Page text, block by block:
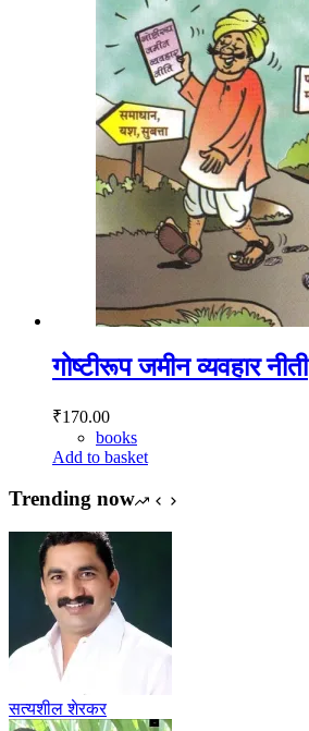
गोष्टीरूप जमीन व्यवहार नीती
₹170.00
books
Add to basket
Trending now
सत्यशील शेरकर